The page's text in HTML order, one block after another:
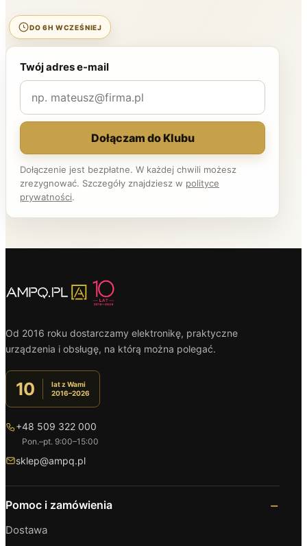
DO 6H WCZEŚNIEJ
Twój adres e-mail
Dołączam do Klubu
Dołączenie jest bezpłatne. W każdej chwili możesz
zrezygnować. Szczegóły znajdziesz w polityce
prywatności.
Od 2016 roku dostarczamy elektronikę, praktyczne
urządzenia i obsługę, na którą można polegać.
10
lat z Wami
2016–2026
+48 509 322 000
Pon.–pt. 9:00–15:00
sklep@ampq.pl
Pomoc i zamówienia
Dostawa